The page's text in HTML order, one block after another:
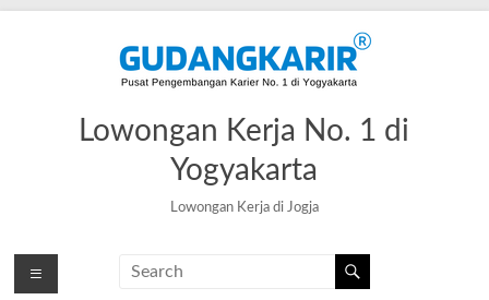
Lowongan Kerja No. 1 di
Yogyakarta
Lowongan Kerja di Jogja